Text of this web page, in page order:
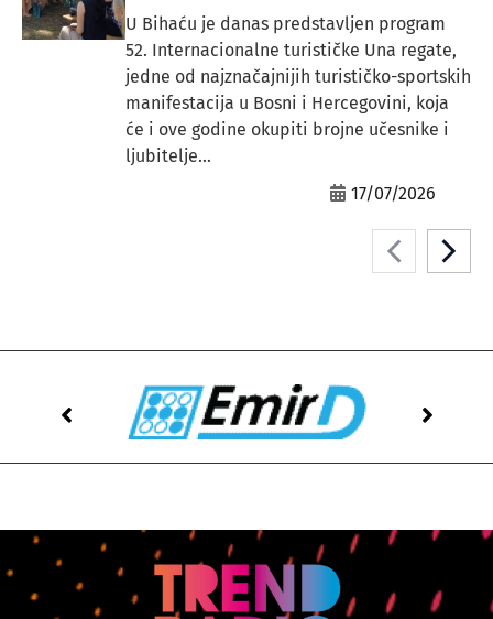
U Bihaću je danas predstavljen program
52. Internacionalne turističke Una regate,
jedne od najznačajnijih turističko-sportskih
manifestacija u Bosni i Hercegovini, koja
će i ove godine okupiti brojne učesnike i
ljubitelje...
17/07/2026